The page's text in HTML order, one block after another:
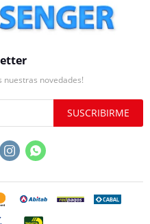
nuestras novedades!
SUSCRIBIRME
 